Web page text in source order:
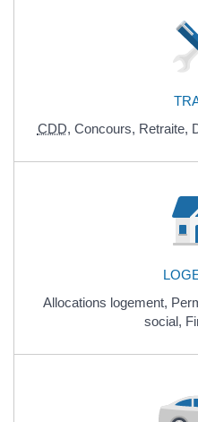
CDD, Concours, Retraite,
Allocations logement,
social,